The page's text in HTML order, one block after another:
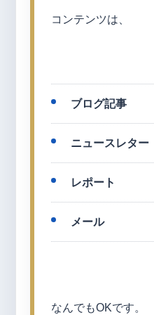
コンテンツは、
ブログ記事
ニュースレター
レポート
メール
なんでもOKです。